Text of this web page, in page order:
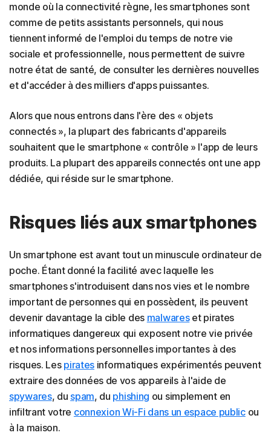
monde où la connectivité règne, les smartphones sont
comme de petits assistants personnels, qui nous
tiennent informé de l'emploi du temps de notre vie
sociale et professionnelle, nous permettent de suivre
notre état de santé, de consulter les dernières nouvelles
et d'accéder à des milliers d'apps puissantes.
Alors que nous entrons dans l'ère des « objets
connectés », la plupart des fabricants d'appareils
souhaitent que le smartphone « contrôle » l'app de leurs
produits. La plupart des appareils connectés ont une app
dédiée, qui réside sur le smartphone.
Risques liés aux smartphones
Un smartphone est avant tout un minuscule ordinateur de
poche. Étant donné la facilité avec laquelle les
smartphones s'introduisent dans nos vies et le nombre
important de personnes qui en possèdent, ils peuvent
devenir davantage la cible des malwareset pirates
informatiques dangereux qui exposent notre vie privée
et nos informations personnelles importantes à des
risques. Les pirates informatiques expérimentés peuvent
extraire des données de vos appareils à l'aide de
spywares, du spam, du phishing ou simplement en
infiltrant votre connexion Wi-Fi dans un espace publicou
à la maison.